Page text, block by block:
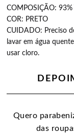
COMPOSIÇÃO:
COR: PRETO
CUIDADO: Preciso
lavar em água
usar cloro.
Quero
das